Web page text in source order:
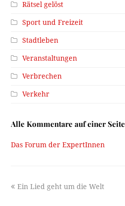
Rätsel gelöst
Sport und Freizeit
Stadtleben
Veranstaltungen
Verbrechen
Verkehr
Alle Kommentare auf einer Seite
Das Forum der ExpertInnen
previous
Ein Lied geht um die Welt